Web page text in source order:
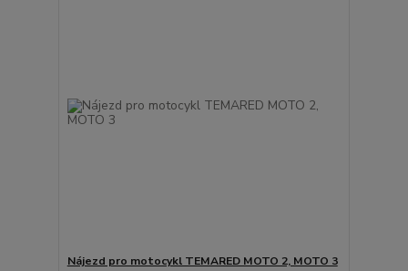
Nájezd pro motocykl TEMARED MOTO 2, MOTO 3